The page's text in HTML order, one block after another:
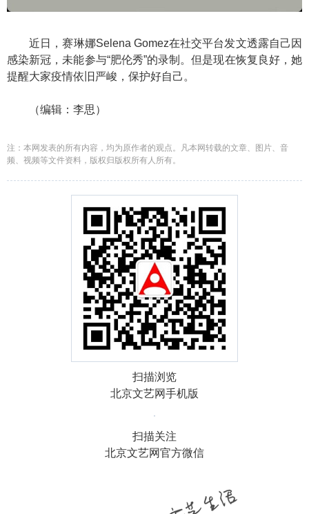
近日，赛琳娜Selena Gomez在社交平台发文透露自己因
感染新冠，未能参与“肥伦秀”的录制。但是现在恢复良好，她
提醒大家疫情依旧严峻，保护好自己。
（编辑：李思）
注：本网发表的所有内容，均为原作者的观点。凡本网转载的文章、图片、音
频、视频等文件资料，版权归版权所有人所有。
扫描浏览
北京文艺网手机版
扫描关注
北京文艺网官方微信